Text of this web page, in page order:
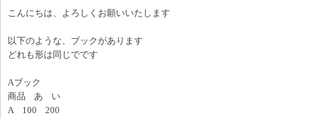
こんにちは、よろしくお願いいたします
以下のような、ブックがあります
どれも形は同じでです
Aブック
商品 あ い
A 100 200